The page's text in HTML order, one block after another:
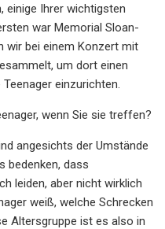
einige Ihrer wichtigsten
war Memorial Sloan-
wir bei einem Konzert mit
um dort einen
einzurichten.
wenn Sie sie treffen?
angesichts der Umstände
bedenken, dass
leiden, aber nicht wirklich
weiß, welche Schrecken
Altersgruppe ist es also in